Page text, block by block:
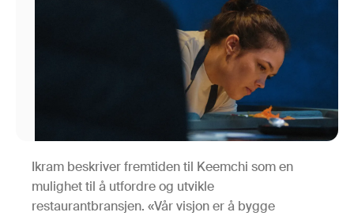
Ikram beskriver fremtiden til Keemchi som en
mulighet til å utfordre og utvikle
restaurantbransjen. «Vår visjon er å bygge